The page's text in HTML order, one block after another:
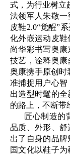
式，为行业树立
法领军人朱敬
皮鞋2.0“觉醒”
化外嵌运动皮
尚华彩书写奥
技艺，诠释奥康
奥康携手原创时
准捕捉用户心
出造型时髦的
的路上，不断带
匠心制造的
品质、外形、
出了自身的品
国文化以鞋子